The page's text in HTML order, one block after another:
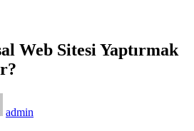
Web Sitesi Yaptırmak
admin